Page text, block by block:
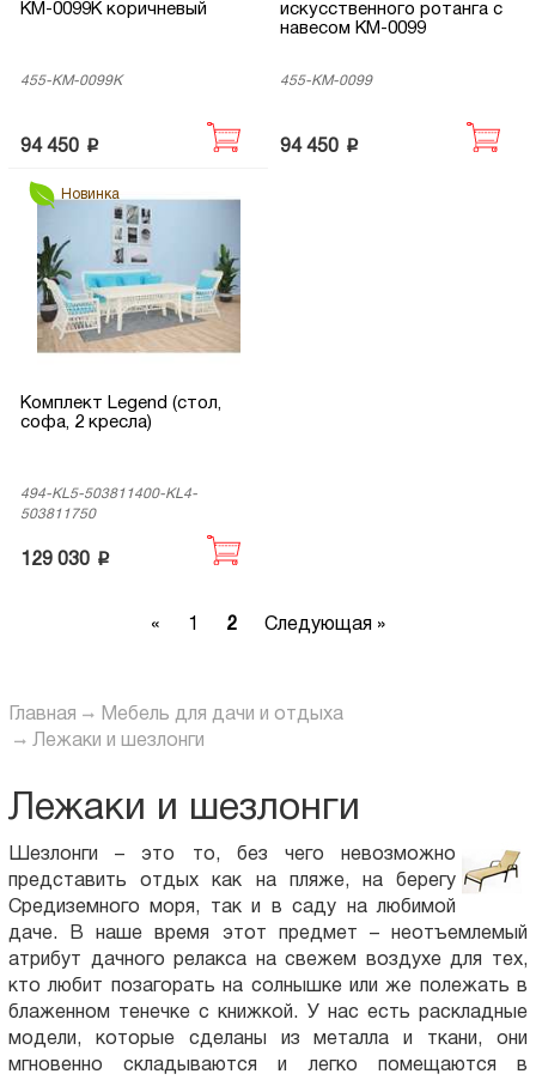
КМ-0099K коричневый
455-KM-0099K
94 450 p
искусственного ротанга с
навесом КМ-0099
455-КМ-0099
94 450 p
Новинка
Комплект Legend (стол,
софа, 2 кресла)
494-KL5-503811400-KL4-
503811750
129 030 p
« Previous
1 2 Следующая »Next
Главная
Мебель для дачи и отдыха
Лежаки и шезлонги
Лежаки и шезлонги
Шезлонги – это то, без чего невозможно
представить отдых как на пляже, на берегу
Средиземного моря, так и в саду на любимой
даче. В наше время этот предмет – неотъемлемый
атрибут дачного релакса на свежем воздухе для тех,
кто любит позагорать на солнышке или же полежать в
блаженном тенечке с книжкой. У нас есть раскладные
модели, которые сделаны из металла и ткани, они
мгновенно складываются и легко помещаются в